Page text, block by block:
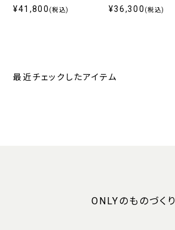
¥41,800 (税込) ¥36,300 (税込)
最近チェックしたアイテム
ONLYのものづくり